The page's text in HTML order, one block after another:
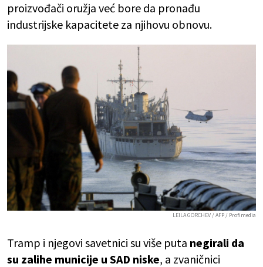
proizvođači oružja već bore da pronađu
industrijske kapacitete za njihovu obnovu.
LEILA GORCHEV / AFP / Profimedia
Tramp i njegovi savetnici su više puta negirali da
su zalihe municije u SAD niske, a zvaničnici